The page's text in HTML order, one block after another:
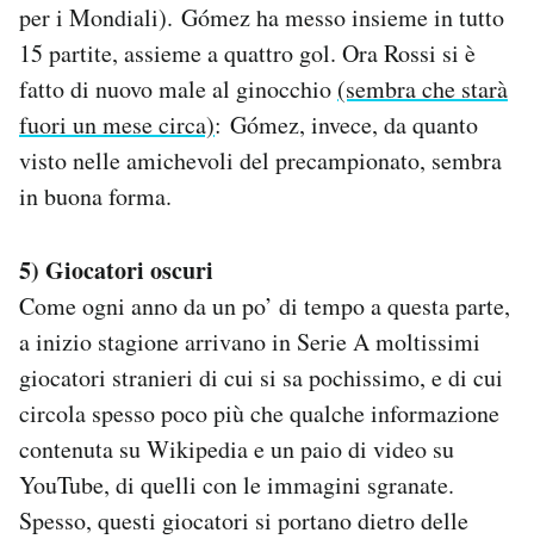
per i Mondiali). Gómez ha messo insieme in tutto
15 partite, assieme a quattro gol. Ora Rossi si è
fatto di nuovo male al ginocchio (sembra che starà
fuori un mese circa): Gómez, invece, da quanto
visto nelle amichevoli del precampionato, sembra
in buona forma.
5) Giocatori oscuri
Come ogni anno da un po’ di tempo a questa parte,
a inizio stagione arrivano in Serie A moltissimi
giocatori stranieri di cui si sa pochissimo, e di cui
circola spesso poco più che qualche informazione
contenuta su Wikipedia e un paio di video su
YouTube, di quelli con le immagini sgranate.
Spesso, questi giocatori si portano dietro delle